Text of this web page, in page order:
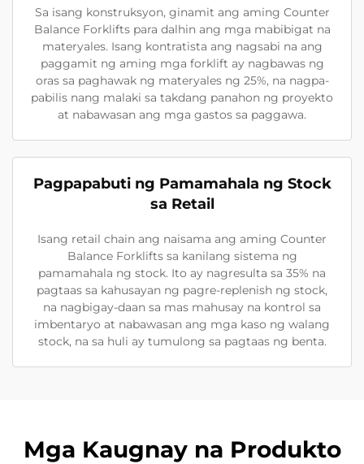
Sa isang konstruksyon, ginamit ang aming Counter
Balance Forklifts para dalhin ang mga mabibigat na
materyales. Isang kontratista ang nagsabi na ang
paggamit ng aming mga forklift ay nagbawas ng
oras sa paghawak ng materyales ng 25%, na nagpa-
pabilis nang malaki sa takdang panahon ng proyekto
at nabawasan ang mga gastos sa paggawa.
Pagpapabuti ng Pamamahala ng Stock
sa Retail
Isang retail chain ang naisama ang aming Counter
Balance Forklifts sa kanilang sistema ng
pamamahala ng stock. Ito ay nagresulta sa 35% na
pagtaas sa kahusayan ng pagre-replenish ng stock,
na nagbigay-daan sa mas mahusay na kontrol sa
imbentaryo at nabawasan ang mga kaso ng walang
stock, na sa huli ay tumulong sa pagtaas ng benta.
Mga Kaugnay na Produkto